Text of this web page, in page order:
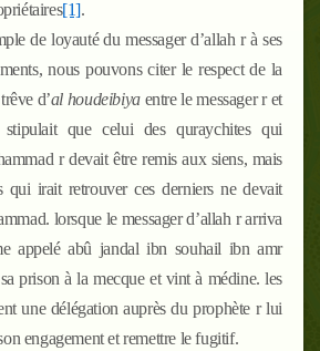
[1].
de loyauté du messager d’allah rà ses
nous pouvons citer le respect de la
d’al houdeibiya entre le messagerret
que celui des quraychites qui
rdevait être remis aux siens, mais
qui irait retrouver ces derniers ne devait
lorsque le messager d’allah rarriva
appelé abû jandal ibn souhail ibn amr
prison à la mecque et vint à médine. les
une délégation auprès du prophète rlui
engagement et remettre le fugitif.